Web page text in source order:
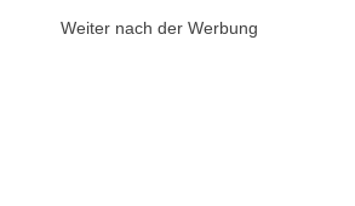
Weiter nach der Werbung